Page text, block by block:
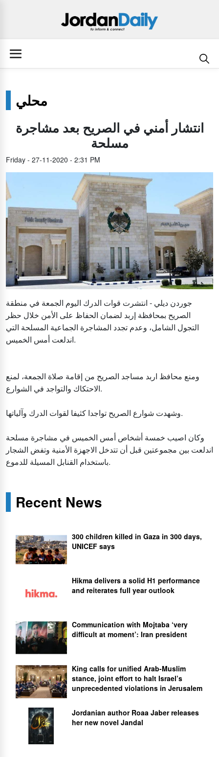
محلي
انتشار أمني في الصريح بعد مشاجرة
مسلحة
Friday - 27-11-2020 - 2:31 PM
جوردن ديلي - انتشرت قوات الدرك اليوم الجمعة في منطقة
الصريح بمحافظة إربد لضمان الحفاظ على الأمن خلال حظر
التجول الشامل، وعدم تجدد المشاجرة الجماعية المسلحة التي
اندلعت أمس الخميس.
ومنع محافظ اربد مساجد الصريح من إقامة صلاة الجمعة، لمنع
الاحتكاك والتواجد في الشوارع.
وشهدت شوارع الصريح تواجدا كثيفا لقوات الدرك وآلياتها.
وكان اصيب خمسة أشخاص أمس الخميس في مشاجرة مسلحة
اندلعت بين مجموعتين قبل أن تتدخل الاجهزة الأمنية وتفض الشجار
باستخدام القنابل المسيلة للدموع.
Recent News
300 children killed in Gaza in 300 days,
UNICEF says
Hikma delivers a solid H1 performance
and reiterates full year outlook
Communication with Mojtaba ‘very
difficult at moment’: Iran president
King calls for unified Arab-Muslim
stance, joint effort to halt Israel’s
unprecedented violations in Jerusalem
Jordanian author Roaa Jaber releases
her new novel Jandal